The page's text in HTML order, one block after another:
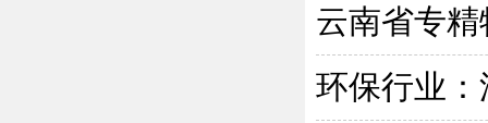
云南省专
环保行业